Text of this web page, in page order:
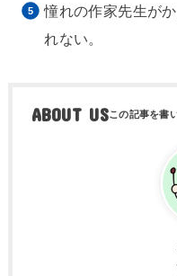
憧れの作家先生が
れない。
ABOUT US